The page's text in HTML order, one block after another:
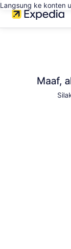
Langsung ke konten
Maaf,